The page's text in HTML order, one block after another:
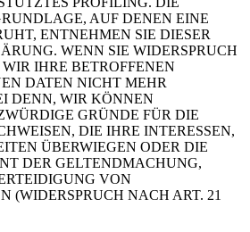
AUF DENEN EINE
ENTNEHMEN SIE DIESER
WENN SIE WIDERSPRUCH
IHRE BETROFFENEN
DATEN NICHT MEHR
DENN, WIR KÖNNEN
GRÜNDE FÜR DIE
DIE IHRE INTERESSEN,
ÜBERWIEGEN ODER DIE
DER GELTENDMACHUNG,
VON
(WIDERSPRUCH NACH ART. 21